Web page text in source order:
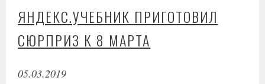
ЯНДЕКС.УЧЕБНИК ПРИГОТОВИЛ
СЮРПРИЗ К 8 МАРТА
05.03.2019